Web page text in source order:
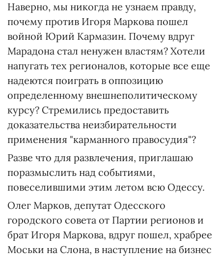
Наверно, мы никогда не узнаем правду,
почему против Игоря Маркова пошел
войной Юрий Кармазин. Почему вдруг
Марадона стал ненужен властям? Хотели
напугать тех регионалов, которые все еще
надеются поиграть в оппозицию
определенному внешнеполитическому
курсу? Стремились предоставить
доказательства неизбирательности
применения "карманного правосудия"?
Разве что для развлечения, приглашаю
поразмыслить над событиями,
повеселившими этим летом всю Одессу.
Олег Марков, депутат Одесского
городского совета от Партии регионов и
брат Игоря Маркова, вдруг пошел, храбрее
Моськи на Слона, в наступление на бизнес